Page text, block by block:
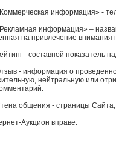
информация» -
информация» –
на привлечение внимания
- составной показатель
- информация о
нейтральную или
общения - страницы
Аукцион вправе: